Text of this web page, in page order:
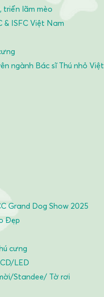
triển lãm mèo
& ISFC Việt Nam
ngành Bác sĩ Thú nhỏ Việt
Grand Dog Show 2025
Đẹp
cưng
LED
Standee/ Tờ rơi